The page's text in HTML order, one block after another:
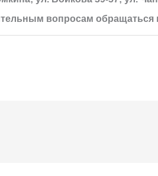
вопросам обращаться